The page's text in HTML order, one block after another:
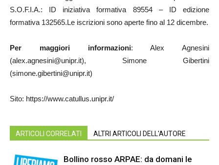
S.O.F.I.A.: ID iniziativa formativa 89554 – ID edizione
formativa 132565.Le iscrizioni sono aperte fino al 12 dicembre.
Per maggiori informazioni: Alex Agnesini
(alex.agnesini@unipr.it), Simone Gibertini
(simone.gibertini@unipr.it)
Sito: https://www.catullus.unipr.it/
ARTICOLI CORRELATI ALTRI ARTICOLI DELL'AUTORE
Bollino rosso ARPAE: da domani le